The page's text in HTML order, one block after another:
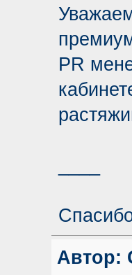
PR
Автор: